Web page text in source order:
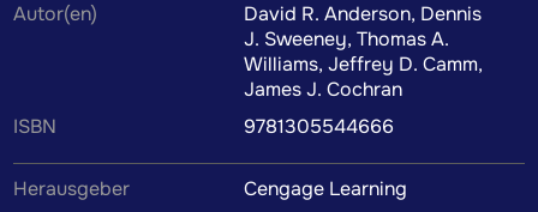
Jeffrey D. Camm, James J. Cochran. Alle An Introduction
to Management Science: Quantitative Approaches to
Decision Making Zusammenfassungen, Mitschriften,
Karteikarten, Lernzettel und weiteres Lernmaterial
werden von Kommilitonen oder Tutoren verfasst, um dir
das Verständnis des Lehrbuchinhalts zu erleichtern.
Autor(en)
David R. Anderson, Dennis
J. Sweeney, Thomas A.
Williams, Jeffrey D. Camm,
James J. Cochran
ISBN
9781305544666
Herausgeber
Cengage Learning